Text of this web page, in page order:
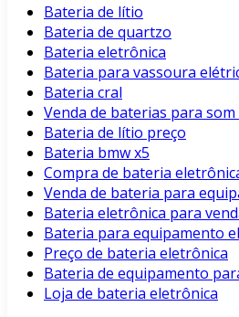
Bateria de lítio
Bateria de quartzo
Bateria eletrônica
Bateria para vassoura
Bateria cral
Venda de baterias para
Bateria de lítio preço
Bateria bmw x5
Compra de bateria
Venda de bateria para
Bateria eletrônica para
Bateria para equipamento
Preço de bateria eletrônica
Bateria de equipamento
Loja de bateria eletrônica